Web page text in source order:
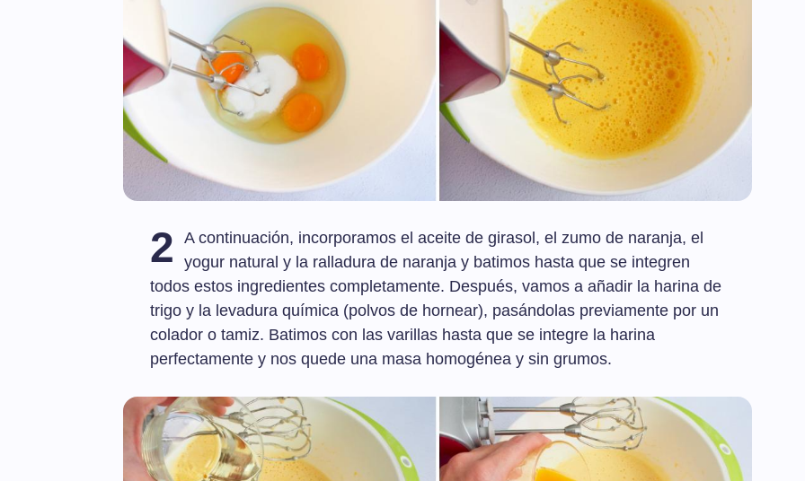
2
A continuación, incorporamos el aceite de girasol, el zumo de naranja, el
yogur natural y la ralladura de naranja y batimos hasta que se integren
todos estos ingredientes completamente. Después, vamos a añadir la harina de
trigo y la levadura química (polvos de hornear), pasándolas previamente por un
colador o tamiz. Batimos con las varillas hasta que se integre la harina
perfectamente y nos quede una masa homogénea y sin grumos.